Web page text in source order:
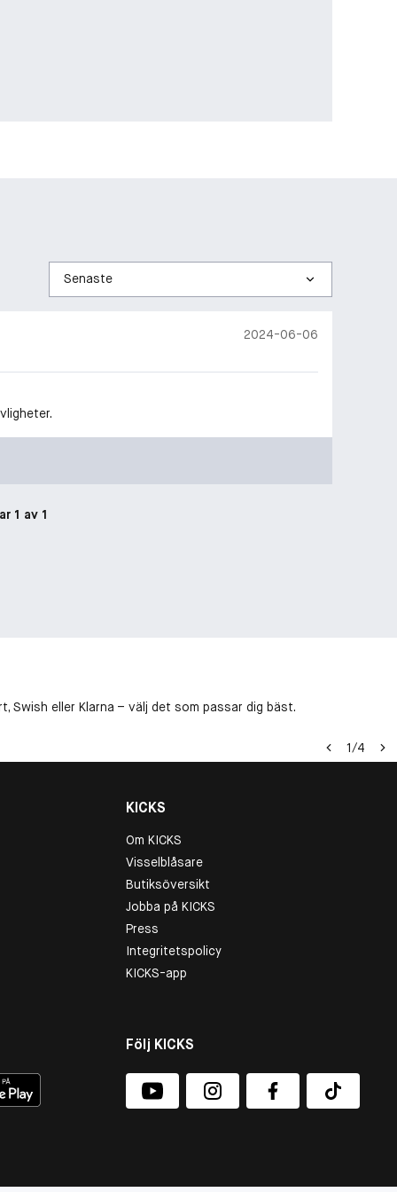
Sortera
efter
2024-06-06
1 av 1
Swish eller Klarna – välj det som passar dig bäst.
1/4
KICKS
Om KICKS
Visselblåsare
Butiksöversikt
Jobba på KICKS
Press
Integritetspolicy
KICKS-app
Följ KICKS